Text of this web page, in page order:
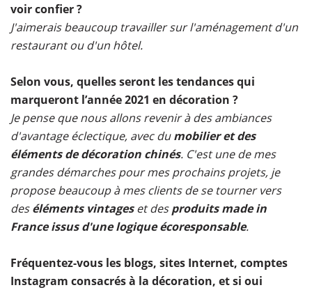
voir confier ?
J'aimerais beaucoup travailler sur l'aménagement d'un
restaurant ou d'un hôtel.
Selon vous, quelles seront les tendances qui
marqueront l’année 2021 en décoration ?
Je pense que nous allons revenir à des ambiances
d'avantage éclectique, avec dumobilier et des
éléments de décoration chinés. C'est une de mes
grandes démarches pour mes prochains projets, je
propose beaucoup à mes clients de se tourner vers
deséléments vintageset desproduits made in
France issus d'une logique écoresponsable.
Fréquentez-vous les blogs, sites Internet, comptes
Instagram consacrés à la décoration, et si oui